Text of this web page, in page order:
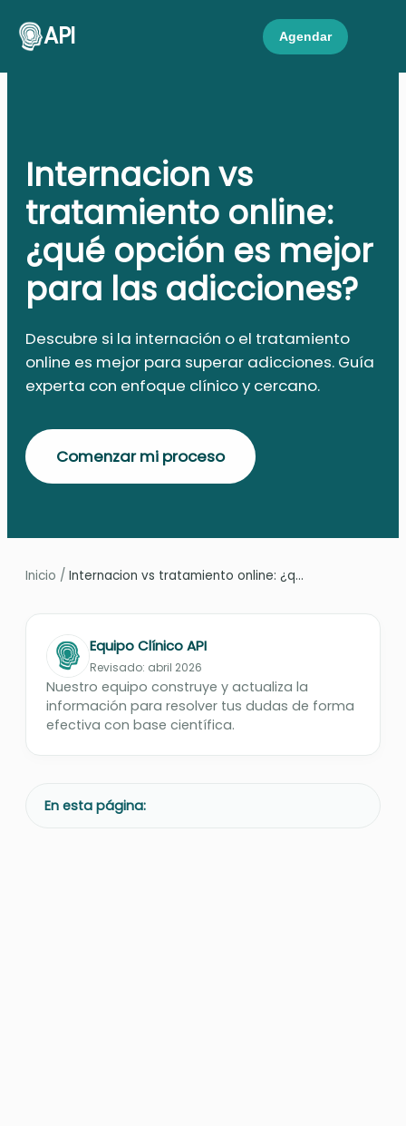
API Agendar
Internacion vs
tratamiento online:
¿qué opción es mejor
para las adicciones?
Descubre si la internación o el tratamiento
online es mejor para superar adicciones. Guía
experta con enfoque clínico y cercano.
Comenzar mi proceso
Inicio / Internacion vs tratamiento online: ¿q...
Equipo Clínico API
Revisado: abril 2026
Nuestro equipo construye y actualiza la
información para resolver tus dudas de forma
efectiva con base científica.
En esta página: